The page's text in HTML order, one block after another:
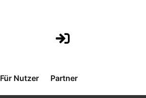
Für Nutzer Partner